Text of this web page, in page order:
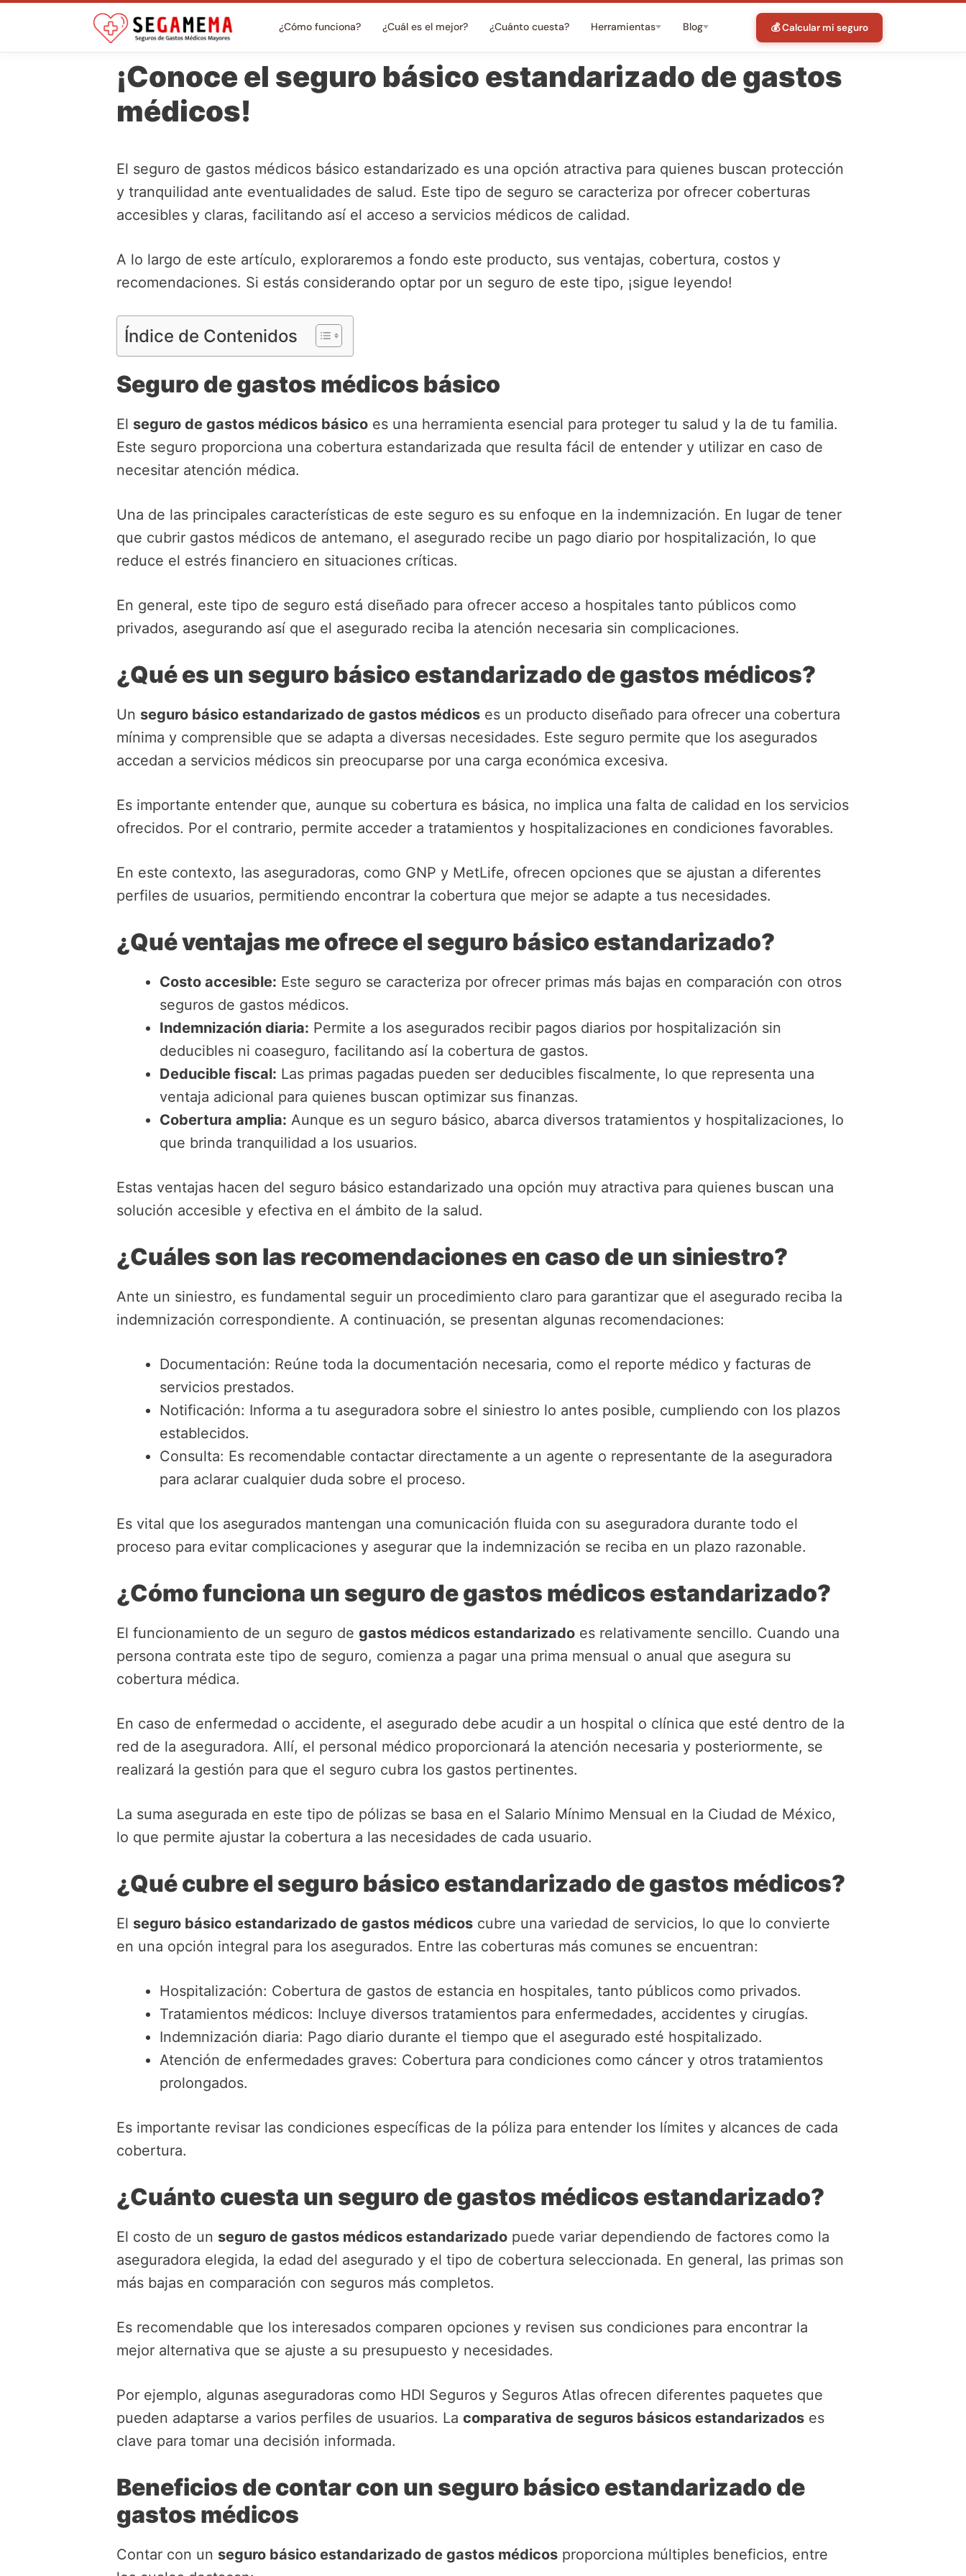
¿Cómo funciona? ¿Cuál es el mejor? ¿Cuánto cuesta? Herramientas Blog 💰 Calcular mi seguro
¡Conoce el seguro básico estandarizado de gastos
médicos!
El seguro de gastos médicos básico estandarizado es una opción atractiva para quienes buscan protección
y tranquilidad ante eventualidades de salud. Este tipo de seguro se caracteriza por ofrecer coberturas
accesibles y claras, facilitando así el acceso a servicios médicos de calidad.
A lo largo de este artículo, exploraremos a fondo este producto, sus ventajas, cobertura, costos y
recomendaciones. Si estás considerando optar por un seguro de este tipo, ¡sigue leyendo!
Índice de Contenidos
Seguro de gastos médicos básico
El seguro de gastos médicos básico es una herramienta esencial para proteger tu salud y la de tu familia.
Este seguro proporciona una cobertura estandarizada que resulta fácil de entender y utilizar en caso de
necesitar atención médica.
Una de las principales características de este seguro es su enfoque en la indemnización. En lugar de tener
que cubrir gastos médicos de antemano, el asegurado recibe un pago diario por hospitalización, lo que
reduce el estrés financiero en situaciones críticas.
En general, este tipo de seguro está diseñado para ofrecer acceso a hospitales tanto públicos como
privados, asegurando así que el asegurado reciba la atención necesaria sin complicaciones.
¿Qué es un seguro básico estandarizado de gastos médicos?
Un seguro básico estandarizado de gastos médicos es un producto diseñado para ofrecer una cobertura
mínima y comprensible que se adapta a diversas necesidades. Este seguro permite que los asegurados
accedan a servicios médicos sin preocuparse por una carga económica excesiva.
Es importante entender que, aunque su cobertura es básica, no implica una falta de calidad en los servicios
ofrecidos. Por el contrario, permite acceder a tratamientos y hospitalizaciones en condiciones favorables.
En este contexto, las aseguradoras, como GNP y MetLife, ofrecen opciones que se ajustan a diferentes
perfiles de usuarios, permitiendo encontrar la cobertura que mejor se adapte a tus necesidades.
¿Qué ventajas me ofrece el seguro básico estandarizado?
Costo accesible: Este seguro se caracteriza por ofrecer primas más bajas en comparación con otros
seguros de gastos médicos.
Indemnización diaria: Permite a los asegurados recibir pagos diarios por hospitalización sin
deducibles ni coaseguro, facilitando así la cobertura de gastos.
Deducible fiscal: Las primas pagadas pueden ser deducibles fiscalmente, lo que representa una
ventaja adicional para quienes buscan optimizar sus finanzas.
Cobertura amplia: Aunque es un seguro básico, abarca diversos tratamientos y hospitalizaciones, lo
que brinda tranquilidad a los usuarios.
Estas ventajas hacen del seguro básico estandarizado una opción muy atractiva para quienes buscan una
solución accesible y efectiva en el ámbito de la salud.
¿Cuáles son las recomendaciones en caso de un siniestro?
Ante un siniestro, es fundamental seguir un procedimiento claro para garantizar que el asegurado reciba la
indemnización correspondiente. A continuación, se presentan algunas recomendaciones:
Documentación: Reúne toda la documentación necesaria, como el reporte médico y facturas de
servicios prestados.
Notificación: Informa a tu aseguradora sobre el siniestro lo antes posible, cumpliendo con los plazos
establecidos.
Consulta: Es recomendable contactar directamente a un agente o representante de la aseguradora
para aclarar cualquier duda sobre el proceso.
Es vital que los asegurados mantengan una comunicación fluida con su aseguradora durante todo el
proceso para evitar complicaciones y asegurar que la indemnización se reciba en un plazo razonable.
¿Cómo funciona un seguro de gastos médicos estandarizado?
El funcionamiento de un seguro de gastos médicos estandarizado es relativamente sencillo. Cuando una
persona contrata este tipo de seguro, comienza a pagar una prima mensual o anual que asegura su
cobertura médica.
En caso de enfermedad o accidente, el asegurado debe acudir a un hospital o clínica que esté dentro de la
red de la aseguradora. Allí, el personal médico proporcionará la atención necesaria y posteriormente, se
realizará la gestión para que el seguro cubra los gastos pertinentes.
La suma asegurada en este tipo de pólizas se basa en el Salario Mínimo Mensual en la Ciudad de México,
lo que permite ajustar la cobertura a las necesidades de cada usuario.
¿Qué cubre el seguro básico estandarizado de gastos médicos?
El seguro básico estandarizado de gastos médicos cubre una variedad de servicios, lo que lo convierte
en una opción integral para los asegurados. Entre las coberturas más comunes se encuentran:
Hospitalización: Cobertura de gastos de estancia en hospitales, tanto públicos como privados.
Tratamientos médicos: Incluye diversos tratamientos para enfermedades, accidentes y cirugías.
Indemnización diaria: Pago diario durante el tiempo que el asegurado esté hospitalizado.
Atención de enfermedades graves: Cobertura para condiciones como cáncer y otros tratamientos
prolongados.
Es importante revisar las condiciones específicas de la póliza para entender los límites y alcances de cada
cobertura.
¿Cuánto cuesta un seguro de gastos médicos estandarizado?
El costo de un seguro de gastos médicos estandarizado puede variar dependiendo de factores como la
aseguradora elegida, la edad del asegurado y el tipo de cobertura seleccionada. En general, las primas son
más bajas en comparación con seguros más completos.
Es recomendable que los interesados comparen opciones y revisen sus condiciones para encontrar la
mejor alternativa que se ajuste a su presupuesto y necesidades.
Por ejemplo, algunas aseguradoras como HDI Seguros y Seguros Atlas ofrecen diferentes paquetes que
pueden adaptarse a varios perfiles de usuarios. La comparativa de seguros básicos estandarizados es
clave para tomar una decisión informada.
Beneficios de contar con un seguro básico estandarizado de
gastos médicos
Contar con un seguro básico estandarizado de gastos médicos proporciona múltiples beneficios, entre